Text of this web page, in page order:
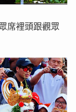
席裡頭跟觀眾